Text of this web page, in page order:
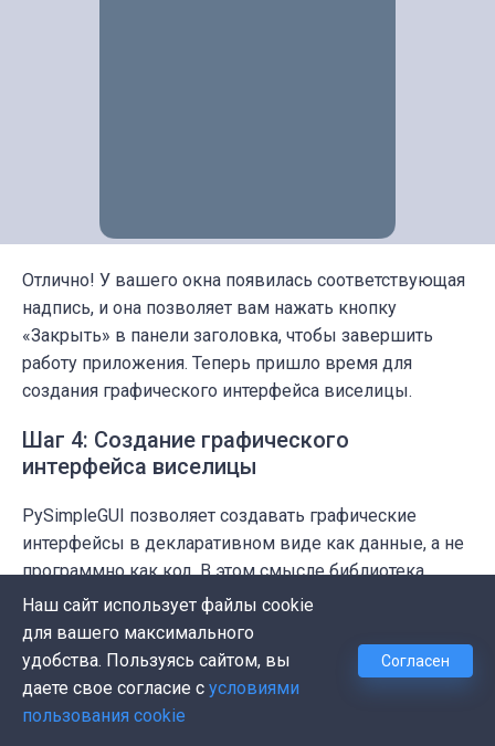
Отлично! У вашего окна появилась соответствующая
надпись, и она позволяет вам нажать кнопку
«Закрыть» в панели заголовка, чтобы завершить
работу приложения. Теперь пришло время для
создания графического интерфейса виселицы.
Шаг 4: Создание графического
интерфейса виселицы
PySimpleGUI позволяет создавать графические
интерфейсы в декларативном виде как данные, а не
программно как код. В этом смысле библиотека
похожа на другие инструменты для создания
графических интерфейсов, такие как Qt Designer,
который осуществляет генерацию графических
интерфейсов в виде данных с использованием XML.
Это отличная возможность, позволяющая отделить
Наш сайт использует файлы cookie
для вашего максимального
удобства. Пользуясь сайтом, вы
даете свое согласие с условиями
пользования cookie
Согласен